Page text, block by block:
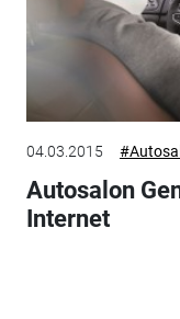
04.03.2015
Autosalon
Internet